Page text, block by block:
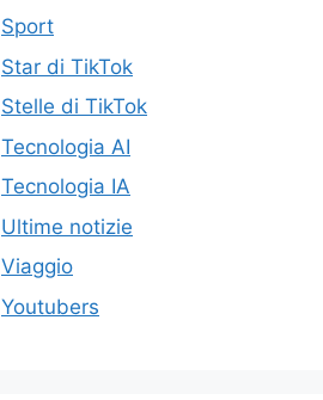
Sport
Star di TikTok
Stelle di TikTok
Tecnologia AI
Tecnologia IA
Ultime notizie
Viaggio
Youtubers